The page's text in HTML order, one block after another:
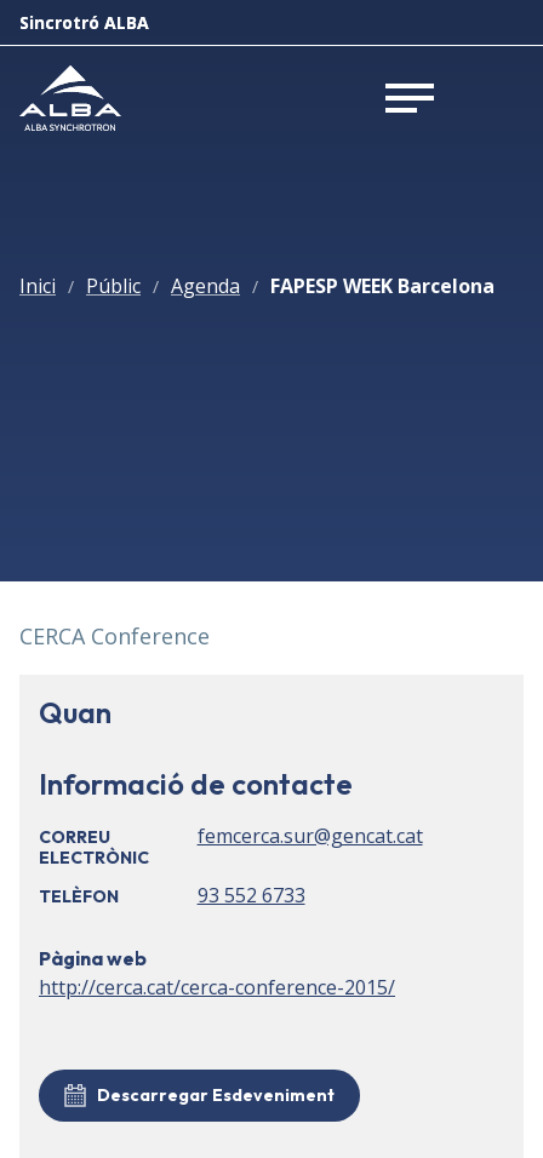
Sincrotró ALBA
Obrir menú
Inici / Públic / Agenda / FAPESP WEEK Barcelona
CERCA Conference
Quan
Informació de contacte
CORREU
ELECTRÒNIC
femcerca.sur@gencat.cat
TELÈFON 93 552 6733
Pàgina web
http://cerca.cat/cerca-conference-2015/
Descarregar Esdeveniment
Sincrotró ALBA
Obrir menú